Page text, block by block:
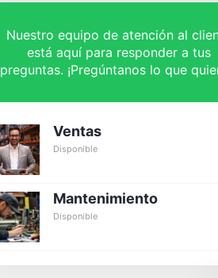
Nuestro equipo de atención al
está aquí para responder a tus
preguntas. ¡Pregúntanos lo que
Ventas
Disponible
Mantenimiento
Disponible